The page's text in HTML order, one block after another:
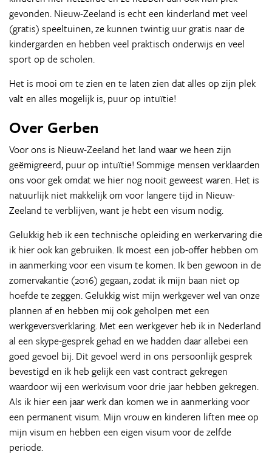
gevonden. Nieuw-Zeeland is echt een kinderland met veel
(gratis) speeltuinen, ze kunnen twintig uur gratis naar de
kindergarden en hebben veel praktisch onderwijs en veel
sport op de scholen.
Het is mooi om te zien en te laten zien dat alles op zijn plek
valt en alles mogelijk is, puur op intuïtie!
Over Gerben
Voor ons is Nieuw-Zeeland het land waar we heen zijn
geëmigreerd, puur op intuïtie! Sommige mensen verklaarden
ons voor gek omdat we hier nog nooit geweest waren. Het is
natuurlijk niet makkelijk om voor langere tijd in Nieuw-
Zeeland te verblijven, want je hebt een visum nodig.
Gelukkig heb ik een technische opleiding en werkervaring die
ik hier ook kan gebruiken. Ik moest een job-offer hebben om
in aanmerking voor een visum te komen. Ik ben gewoon in de
zomervakantie (2016) gegaan, zodat ik mijn baan niet op
hoefde te zeggen. Gelukkig wist mijn werkgever wel van onze
plannen af en hebben mij ook geholpen met een
werkgeversverklaring. Met een werkgever heb ik in Nederland
al een skype-gesprek gehad en we hadden daar allebei een
goed gevoel bij. Dit gevoel werd in ons persoonlijk gesprek
bevestigd en ik heb gelijk een vast contract gekregen
waardoor wij een werkvisum voor drie jaar hebben gekregen.
Als ik hier een jaar werk dan komen we in aanmerking voor
een permanent visum. Mijn vrouw en kinderen liften mee op
mijn visum en hebben een eigen visum voor de zelfde
periode.